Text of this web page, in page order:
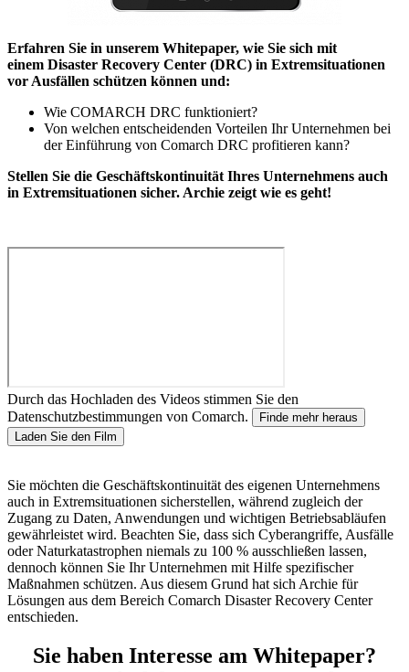
Erfahren Sie in unserem Whitepaper, wie Sie sich mit
einem Disaster Recovery Center (DRC) in Extremsituationen
vor Ausfällen schützen können und:
Wie COMARCH DRC funktioniert?
Von welchen entscheidenden Vorteilen Ihr Unternehmen bei
der Einführung von Comarch DRC profitieren kann?
Stellen Sie die Geschäftskontinuität Ihres Unternehmens auch
in Extremsituationen sicher. Archie zeigt wie es geht!
Durch das Hochladen des Videos stimmen Sie den
Datenschutzbestimmungen von Comarch.
Finde mehr heraus
Laden Sie den Film
Sie möchten die Geschäftskontinuität des eigenen Unternehmens
auch in Extremsituationen sicherstellen, während zugleich der
Zugang zu Daten, Anwendungen und wichtigen Betriebsabläufen
gewährleistet wird. Beachten Sie, dass sich Cyberangriffe, Ausfälle
oder Naturkatastrophen niemals zu 100 % ausschließen lassen,
dennoch können Sie Ihr Unternehmen mit Hilfe spezifischer
Maßnahmen schützen. Aus diesem Grund hat sich Archie für
Lösungen aus dem Bereich Comarch Disaster Recovery Center
entschieden.
Sie haben Interesse am Whitepaper?